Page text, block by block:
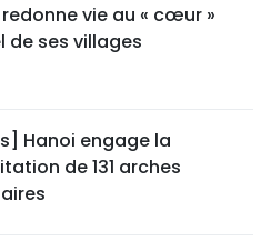
redonne vie au « cœur »
de ses villages
Hanoi engage la
de 131 arches